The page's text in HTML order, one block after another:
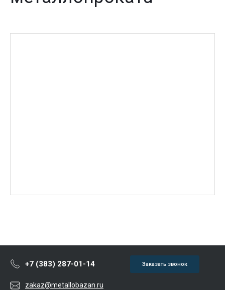
+7 (383) 287-01-14 Заказать звонок
zakaz@metallobazan.ru